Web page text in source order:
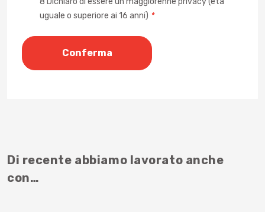
uguale o superiore ai 16 anni) *
Di recente abbiamo lavorato anche
con…